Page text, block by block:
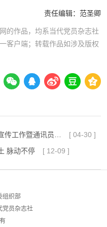
责任编辑： 范圣卿
的作品，均系当代党员杂志社
客户端；转载作品如涉及版权
[ 04-30 ]
脉动不停 [ 12-09 ]
组织部
党员杂志社